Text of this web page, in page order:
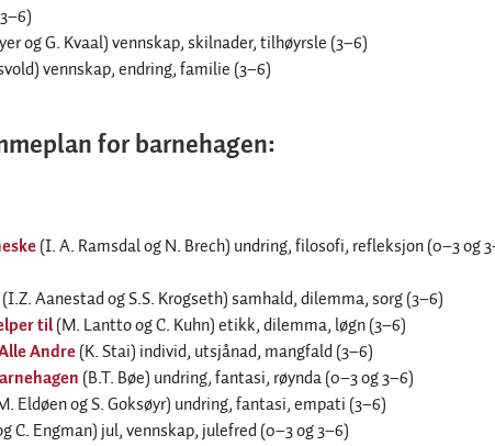
og G. Kvaal) vennskap, skilnader, tilhøyrsle (3–6)
vennskap, endring, familie (3–6)
for barnehagen:
(I. A. Ramsdal og N. Brech) undring, filosofi, refleksjon (0–3 og
(I.Z. Aanestad og S.S. Krogseth) samhald, dilemma, sorg (3–6)
til(M. Lantto og C. Kuhn) etikk, dilemma, løgn (3–6)
Andre(K. Stai) individ, utsjånad, mangfald (3–6)
(B.T. Bøe) undring, fantasi, røynda (0–3 og 3–6)
Eldøen og S. Goksøyr) undring, fantasi, empati (3–6)
C. Engman) jul, vennskap, julefred (0–3 og 3–6)